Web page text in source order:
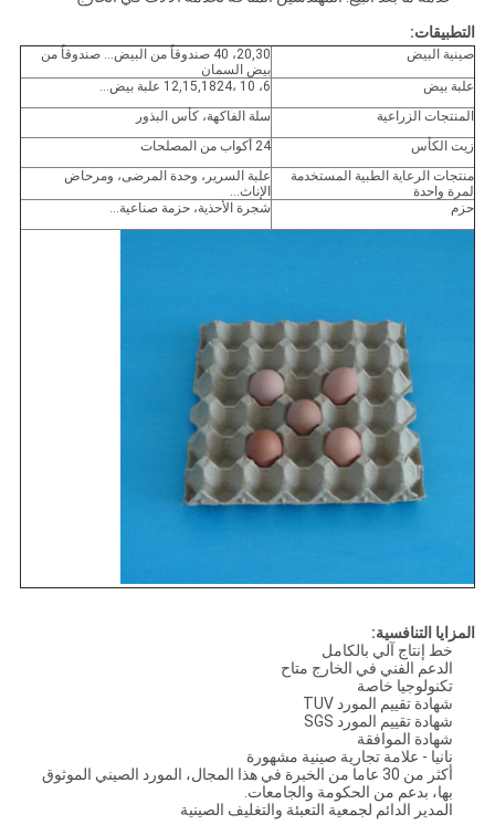
التطبيقات:
صينية البيض
20,30، 40 صندوقاً من البيض... صندوقاً من
بيض السمان
علبة بيض
6، 10 ،12,15,1824 علبة بيض...
المنتجات الزراعية
سلة الفاكهة، كأس البذور
زيت الكأس
24 أكواب من المصلحات
منتجات الرعاية الطبية المستخدمة
لمرة واحدة
علبة السرير، وحدة المرضى، ومرحاض
الإناث...
حزم
شجرة الأحذية، حزمة صناعية...
المزايا التنافسية:
خط إنتاج آلي بالكامل
الدعم الفني في الخارج متاح
تكنولوجيا خاصة
شهادة تقييم المورد TUV
شهادة تقييم المورد SGS
شهادة الموافقة
نانيا - علامة تجارية صينية مشهورة
أكثر من 30 عاما من الخبرة في هذا المجال، المورد الصيني الموثوق
بها، بدعم من الحكومة والجامعات.
المدير الدائم لجمعية التعبئة والتغليف الصينية